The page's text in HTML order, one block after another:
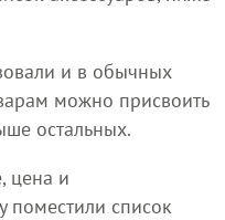
и в обычных
можно присвоить
остальных.
цена и
поместили список